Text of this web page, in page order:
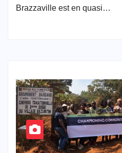
Brazzaville est en quasi…